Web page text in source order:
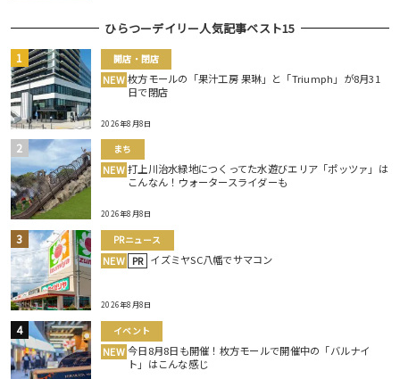
ひらつーデイリー人気記事ベスト15
開店・閉店
NEW 枚方モールの「果汁工房 果琳」と「Triumph」が8月31
日で閉店
2026年8月8日
まち
NEW 打上川治水緑地につくってた水遊びエリア「ポッツァ」は
こんなん！ウォータースライダーも
2026年8月8日
PRニュース
NEW PR イズミヤSC八幡でサマコン
2026年8月8日
イベント
NEW 今日8月8日も開催！枚方モールで開催中の「バルナイ
ト」はこんな感じ